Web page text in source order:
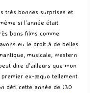
très bonnes surprises et
si l’année était
bons films comme
eu le droit à de belles
musicale, western
dire d’ailleurs que mon
ex-æquo tellement
défi cette année de 130